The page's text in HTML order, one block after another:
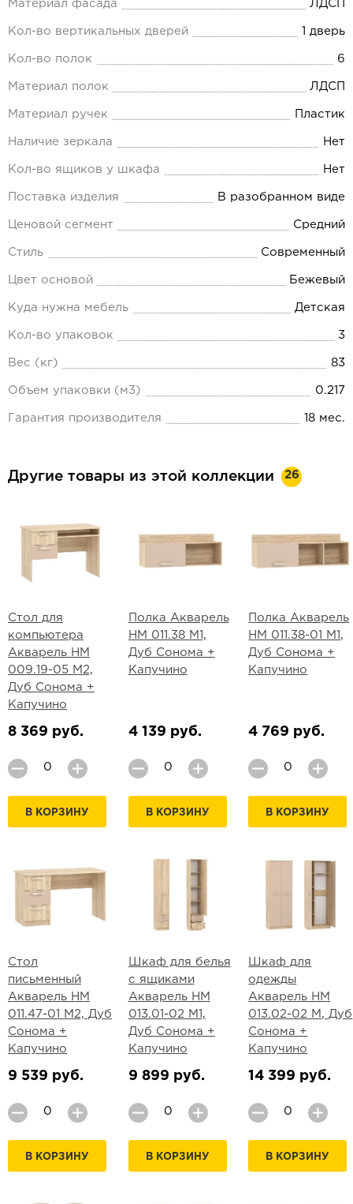
Материал фасада ЛДСП
Кол-во вертикальных дверей 1 дверь
Кол-во полок 6
Материал полок ЛДСП
Материал ручек Пластик
Наличие зеркала Нет
Кол-во ящиков у шкафа Нет
Поставка изделия В разобранном виде
Ценовой сегмент Средний
Стиль Современный
Цвет основой Бежевый
Куда нужна мебель Детская
Кол-во упаковок 3
Вес (кг) 83
Объем упаковки (м3) 0.217
Гарантия производителя 18 мес.
Другие товары из этой коллекции 26
Стол для
компьютера
Акварель НМ
009.19-05 М2,
Дуб Сонома +
Капучино
8 369 руб.
В КОРЗИНУ
Полка Акварель
НМ 011.38 М1,
Дуб Сонома +
Капучино
4 139 руб.
В КОРЗИНУ
Полка Акварель
НМ 011.38-01 М1,
Дуб Сонома +
Капучино
4 769 руб.
В КОРЗИНУ
Стол
письменный
Акварель НМ
011.47-01 М2, Дуб
Сонома +
Капучино
9 539 руб.
В КОРЗИНУ
Шкаф для белья
с ящиками
Акварель НМ
013.01-02 М1,
Дуб Сонома +
Капучино
9 899 руб.
В КОРЗИНУ
Шкаф для
одежды
Акварель НМ
013.02-02 М, Дуб
Сонома +
Капучино
14 399 руб.
В КОРЗИНУ